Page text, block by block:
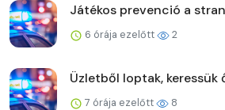
Játékos prevenció a
6 órája ezelőtt 2
Üzletből loptak, keressük
7 órája ezelőtt 8